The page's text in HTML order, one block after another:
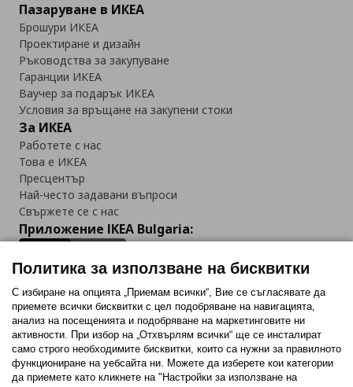
Пазаруване в ИКЕА
Брошури ИКЕА
Проектиране и дизайн
Ръководства за закупуване
Гаранции ИКЕА
Ваучер за подарък ИКЕА
Условия за връщане на закупени стоки
За ИКЕА
Работете с нас
Това е ИКЕА
Пресцентър
Най-често задавани въпроси
Свържете се с нас
Приложение IKEA Bulgaria:
Последвайте ни:
FacebookTwitterYoutubePinterestInstagram
Политика за използване на бисквитки
С избиране на опцията „Приемам всички“, Вие се съгласявате да
приемете всички бисквитки с цел подобряване на навигацията,
анализ на посещенията и подобряване на маркетинговите ни
активности. При избор на „Отхвърлям всички“ ще се инсталират
само строго необходимитe бисквитки, които са нужни за правилното
функциониране на уебсайта ни. Можете да изберете кои категории
да приемете като кликнете на "Настройки за използване на